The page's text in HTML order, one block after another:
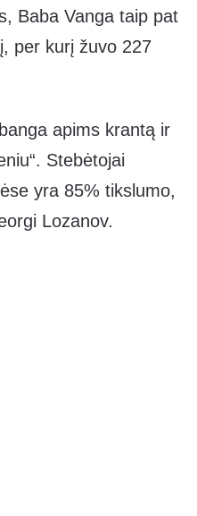
Baba Vanga taip pat
per kurį žuvo 227
apims krantą ir
Stebėtojai
yra 85% tikslumo,
Lozanov.